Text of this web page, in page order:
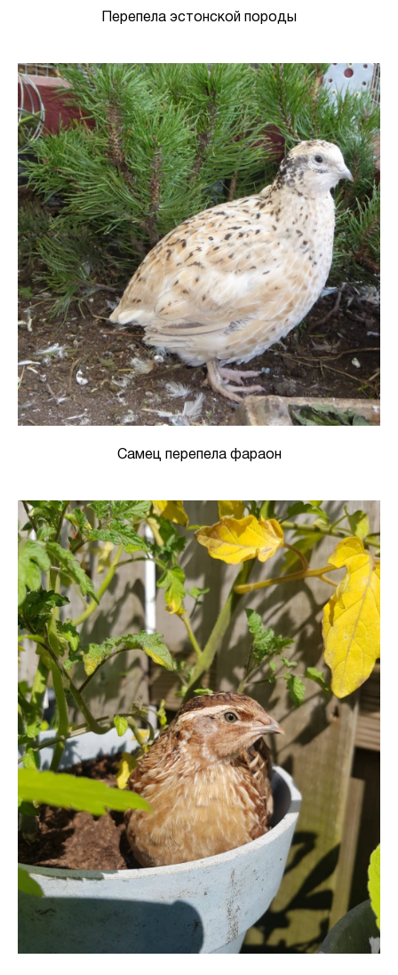
Перепела эстонской породы
Самец перепела фараон